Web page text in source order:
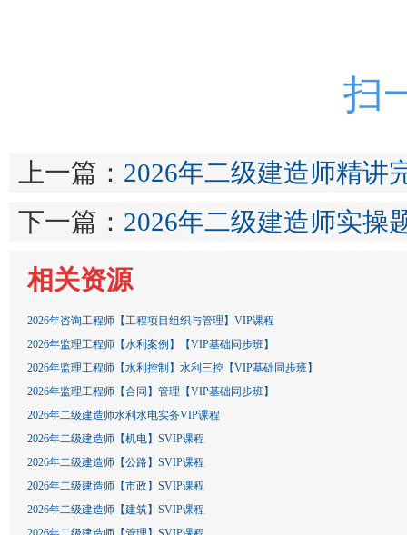
扫
上一篇： 2026年二级建造师精讲
下一篇： 2026年二级建造师实操
相关资源
2026年咨询工程师【工程项目组织与管理】VIP课程
2026年监理工程师【水利案例】【VIP基础同步班】
2026年监理工程师【水利控制】水利三控【VIP基础同步班】
2026年监理工程师【合同】管理【VIP基础同步班】
2026年二级建造师水利水电实务VIP课程
2026年二级建造师【机电】SVIP课程
2026年二级建造师【公路】SVIP课程
2026年二级建造师【市政】SVIP课程
2026年二级建造师【建筑】SVIP课程